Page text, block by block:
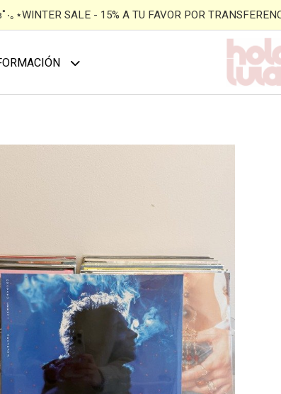
｡⋆WINTER SALE - 15% A TU FAVOR POR